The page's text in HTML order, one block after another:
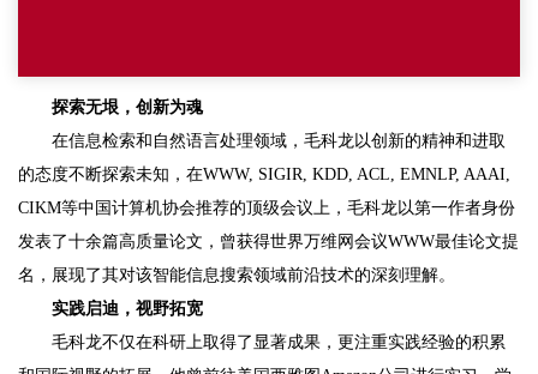
探索无垠，创新为魂
在信息检索和自然语言处理领域，毛科龙以创新的精神和进取
的态度不断探索未知，在WWW, SIGIR, KDD, ACL, EMNLP, AAAI,
CIKM等中国计算机协会推荐的顶级会议上，毛科龙以第一作者身份
发表了十余篇高质量论文，曾获得世界万维网会议WWW最佳论文提
名，展现了其对该智能信息搜索领域前沿技术的深刻理解。
实践启迪，视野拓宽
毛科龙不仅在科研上取得了显著成果，更注重实践经验的积累